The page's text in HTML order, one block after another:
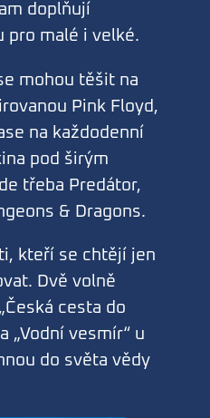
doplňují
pro malé i velké.
mohou těšit na
Pink Floyd,
na každodenní
pod širým
třeba Predátor,
& Dragons.
kteří se chtějí jen
Dvě volně
cesta do
„Vodní vesmír“ u
do světa vědy